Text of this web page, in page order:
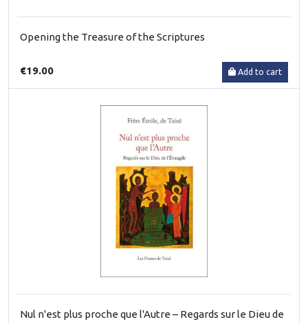
Opening the Treasure of the Scriptures
€19.00 Add to cart
Nul n'est plus proche que l'Autre – Regards sur le Dieu de